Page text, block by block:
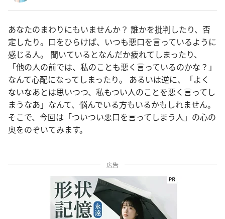
あなたのまわりにもいませんか？ 誰かを批判したり、否
定したり。口をひらけば、いつも悪口を言っているように
感じる人。 聞いているとなんだか疲れてしまったり、
「他の人の前では、私のことも悪く言っているのかな？」
なんて心配になってしまったり。 あるいは逆に、「よく
ないなあとは思いつつ、私もつい人のことを悪く言ってし
まうなあ」なんて、悩んでいる方もいるかもしれません。
そこで、今回は「ついつい悪口を言ってしまう人」の心の
奥をのぞいてみます。
広告